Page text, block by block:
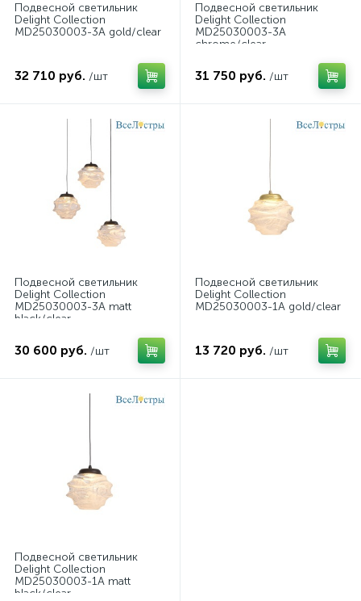
Подвесной светильник
Delight Collection
MD25030003-3A gold/clear
32 710 руб. /шт
Подвесной светильник
Delight Collection
MD25030003-3A
chrome/clear
31 750 руб. /шт
Подвесной светильник
Delight Collection
MD25030003-3A matt
black/clear
30 600 руб. /шт
Подвесной светильник
Delight Collection
MD25030003-1A gold/clear
13 720 руб. /шт
Подвесной светильник
Delight Collection
MD25030003-1A matt
black/clear